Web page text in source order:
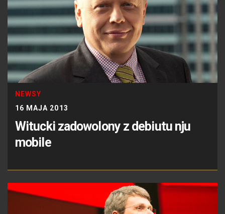
NEWSY
16 MAJA 2013
Witucki zadowolony z debiutu nju
mobile